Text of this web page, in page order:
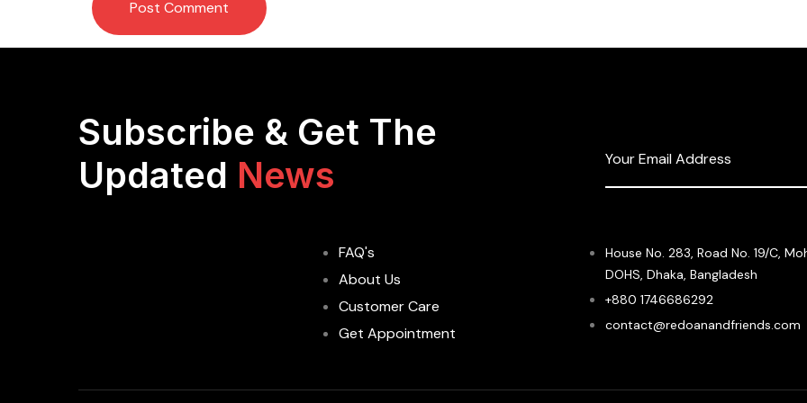
Subscribe & Get The
Updated News
FAQ's
About Us
Customer Care
Get Appointment
House No. 283, Road No. 19/C,
DOHS, Dhaka, Bangladesh
+880 1746686292
contact@redoanandfriends.com